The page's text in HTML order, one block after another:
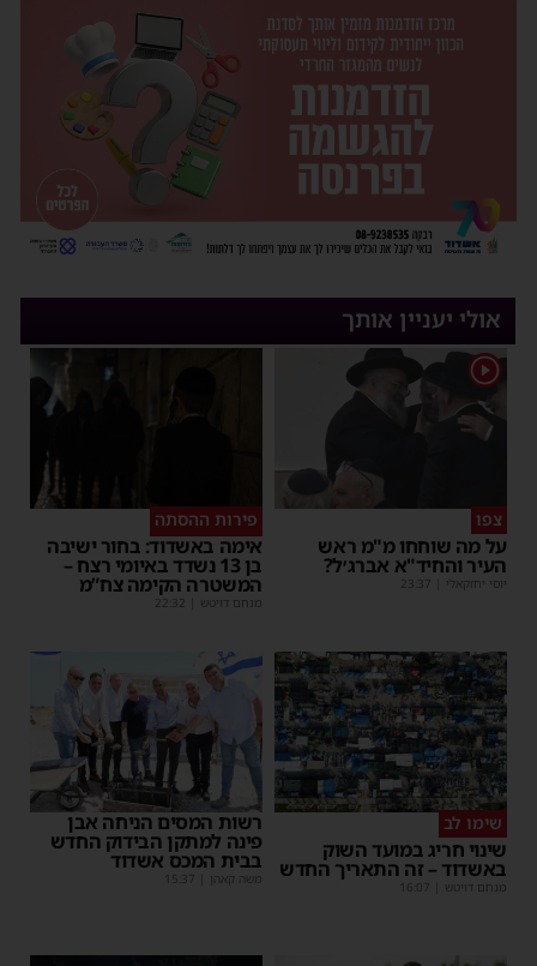
אולי יעניין אותך
1
צפו
על מה שוחחו מ"מ ראש
העיר והחיד"א אברג׳ל?
יוסי יחזקאלי 23:37
פירות ההסתה
אימה באשדוד: בחור ישיבה
בן 13 נשדד באיומי רצח –
המשטרה הקימה צח”מ
מנחם דויטש 22:32
שימו לב
שינוי חריג במועד השוק
באשדוד – זה התאריך החדש
מנחם דויטש 16:07
רשות המסים הניחה אבן
פינה למתקן הבידוק החדש
בבית המכס אשדוד
משה קאהן 15:37